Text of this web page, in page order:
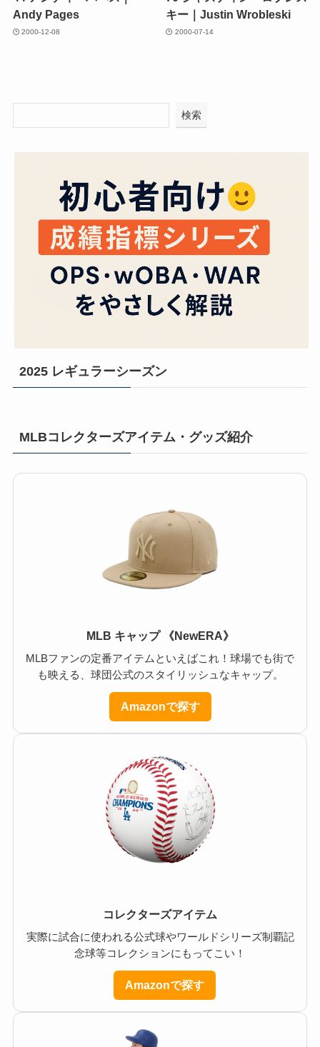
Andy Pages
2000-12-08
キー｜Justin Wrobleski
2000-07-14
検索
2025 レギュラーシーズン
MLBコレクターズアイテム・グッズ紹介
MLB キャップ 《NewERA》
MLBファンの定番アイテムといえばこれ！球場でも街で
も映える、球団公式のスタイリッシュなキャップ。
Amazonで探す
コレクターズアイテム
実際に試合に使われる公式球やワールドシリーズ制覇記
念球等コレクションにもってこい！
Amazonで探す